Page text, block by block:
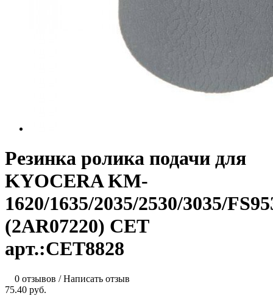
Резинка ролика подачи для
KYOCERA KM-
1620/1635/2035/2530/3035/
(2AR07220) CET
арт.:CET8828
0 отзывов /Написать отзыв
75.40 руб.